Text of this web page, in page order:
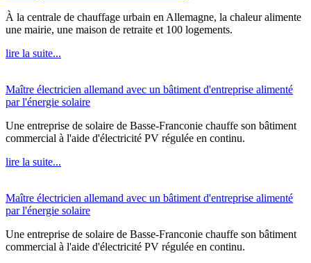
À la centrale de chauffage urbain en Allemagne, la chaleur alimente
une mairie, une maison de retraite et 100 logements.
lire la suite...
Maître électricien allemand avec un bâtiment d'entreprise alimenté
par l'énergie solaire
Une entreprise de solaire de Basse-Franconie chauffe son bâtiment
commercial à l'aide d'électricité PV régulée en continu.
lire la suite...
Maître électricien allemand avec un bâtiment d'entreprise alimenté
par l'énergie solaire
Une entreprise de solaire de Basse-Franconie chauffe son bâtiment
commercial à l'aide d'électricité PV régulée en continu.